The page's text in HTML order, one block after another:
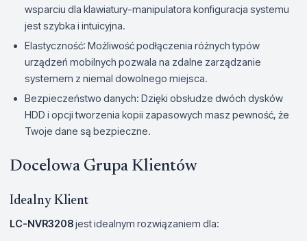
wsparciu dla klawiatury-manipulatora konfiguracja systemu
jest szybka i intuicyjna.
Elastyczność: Możliwość podłączenia różnych typów
urządzeń mobilnych pozwala na zdalne zarządzanie
systemem z niemal dowolnego miejsca.
Bezpieczeństwo danych: Dzięki obsłudze dwóch dysków
HDD i opcji tworzenia kopii zapasowych masz pewność, że
Twoje dane są bezpieczne.
Docelowa Grupa Klientów
Idealny Klient
LC-NVR3208jest idealnym rozwiązaniem dla: